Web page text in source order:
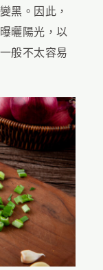
黑。因此，
曬陽光，以
般不太容易